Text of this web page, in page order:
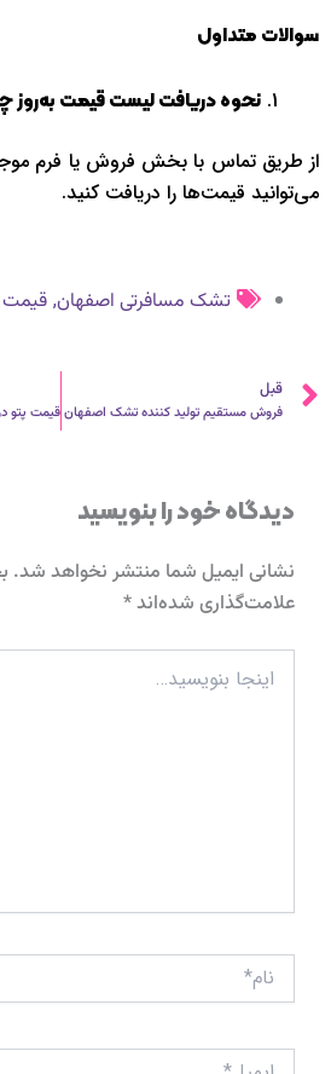
سوالات متداول
نحوه دریافت لیست قیمت به‌روز
از طریق تماس با بخش فروش یا فرم
می‌توانید قیمت‌ها را دریافت کنید.
تشک مسافرتی اصفهان,
قبلی
قبل
فروش مستقیم تولید کننده تشک اصفهان
دیدگاه‌ خود را بنویسید
نشانی ایمیل شما منتشر نخواهد شد.
علامت‌گذاری شده‌اند*
بنویسید…
نام*
ایمیل*